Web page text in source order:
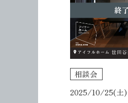
終
相談会
2025/10/25(土)